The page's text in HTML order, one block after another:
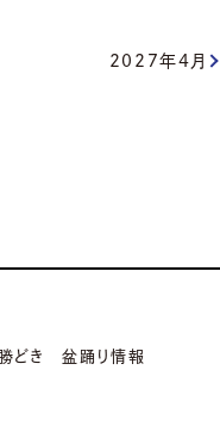
2027年4月
どき 盆踊り情報